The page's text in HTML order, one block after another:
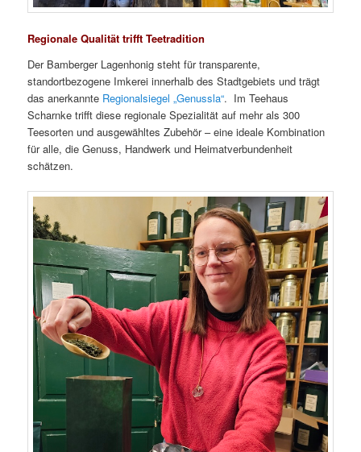
Regionale Qualität trifft Teetradition
Der Bamberger Lagenhonig steht für transparente,
standortbezogene Imkerei innerhalb des Stadtgebiets und trägt
das anerkannte Regionalsiegel „Genussla“. Im Teehaus
Scharnke trifft diese regionale Spezialität auf mehr als 300
Teesorten und ausgewähltes Zubehör – eine ideale Kombination
für alle, die Genuss, Handwerk und Heimatverbundenheit
schätzen.